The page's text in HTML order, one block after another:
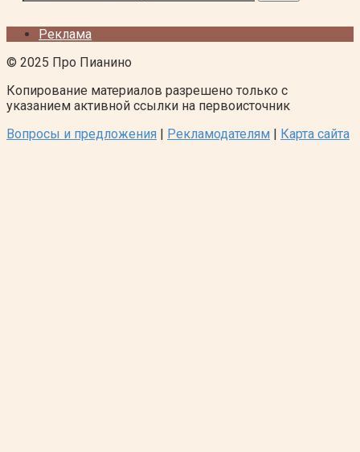
Реклама
© 2025 Про Пианино
Копирование материалов разрешено только с
указанием активной ссылки на первоисточник
Вопросы и предложения | Рекламодателям | Карта сайта